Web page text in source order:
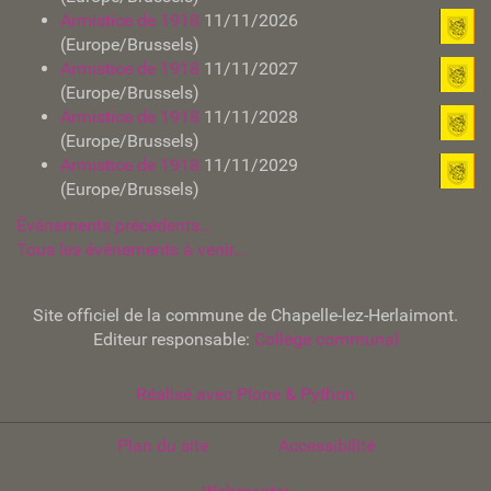
Armistice de 1918 11/11/2026
(Europe/Brussels)
Armistice de 1918 11/11/2027
(Europe/Brussels)
Armistice de 1918 11/11/2028
(Europe/Brussels)
Armistice de 1918 11/11/2029
(Europe/Brussels)
Événements précédents…
Tous les événements à venir…
Site officiel de la commune de Chapelle-lez-Herlaimont.
Editeur responsable: Collège communal
Réalisé avec Plone & Python
Plan du site Accessibilité